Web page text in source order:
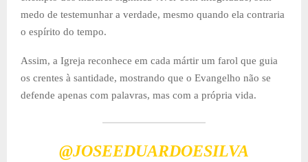
medo de testemunhar a verdade, mesmo quando ela contraria
o espírito do tempo.
Assim, a Igreja reconhece em cada mártir um farol que guia
os crentes à santidade, mostrando que o Evangelho não se
defende apenas com palavras, mas com a própria vida.
@JOSEEDUARDOESILVA